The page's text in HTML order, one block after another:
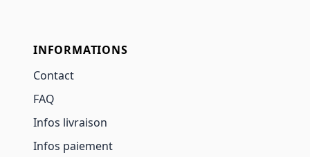
INFORMATIONS
Contact
FAQ
Infos livraison
Infos paiement